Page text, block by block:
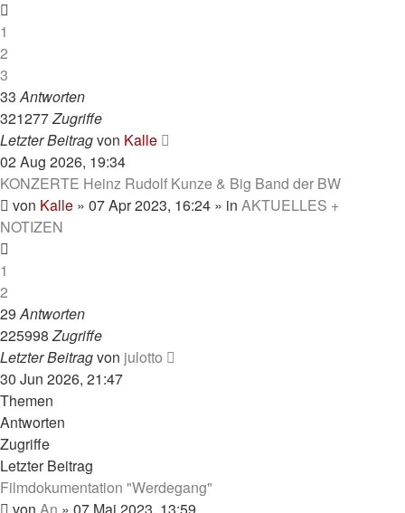
1
2
3
33Antworten
321277Zugriffe
Letzter Beitragvon Kalle
02 Aug 2026, 19:34
KONZERTE Heinz Rudolf Kunze & Big Band der BW
von Kalle » 07 Apr 2023, 16:24 » in AKTUELLES +
NOTIZEN
1
2
29Antworten
225998Zugriffe
Letzter Beitragvon julotto
30 Jun 2026, 21:47
Themen
Antworten
Zugriffe
Letzter Beitrag
Filmdokumentation "Werdegang"